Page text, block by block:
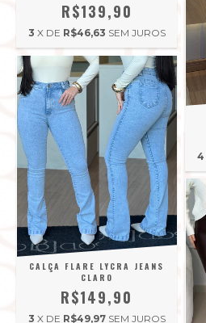
R$139,90
3 X DE R$46,63 SEM JUROS
4
CALÇA FLARE LYCRA JEANS
CLARO
R$149,90
3 X DE R$49,97 SEM JUROS